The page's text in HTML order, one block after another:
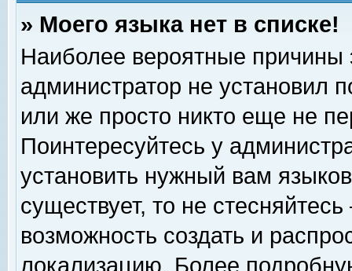
» Моего языка нет в списке!
Наиболее вероятные причины
администратор не установил
или же просто никто еще не
Поинтересуйтесь у
установить нужный вам
существует, то не
возможность создать и
локализацию. Более